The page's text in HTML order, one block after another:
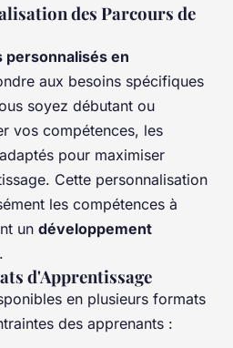
des Parcours de
personnalisés en
aux besoins spécifiques
soyez débutant ou
vos compétences, les
pour maximiser
Cette personnalisation
les compétences à
un développement
.
d'Apprentissage
en plusieurs formats
des apprenants :